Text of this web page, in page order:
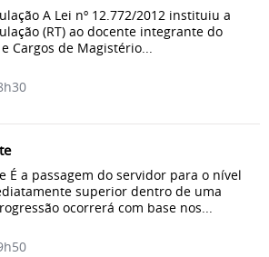
A Lei nº 12.772/2012 instituiu a
(RT) ao docente integrante do
Cargos de Magistério...
É a passagem do servidor para o nível
superior dentro de uma
ocorrerá com base nos...